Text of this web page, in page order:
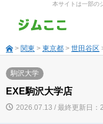
本サイトは一部の
> 関東 > 東京都 > 世田谷区
駒沢大学
EXE駒沢大学店
2026.07.13 / 最終更新日：